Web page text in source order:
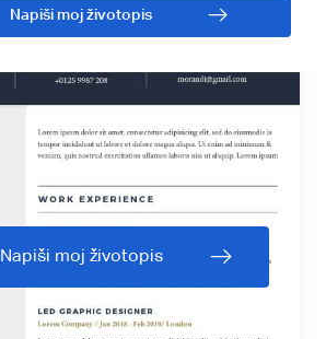
Napiši moj životopis
Napiši moj životopis